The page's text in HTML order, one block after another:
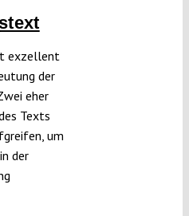
exzellent
der
eher
Texts
um
der